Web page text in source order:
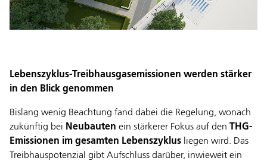
Lebenszyklus-Treibhausgasemissionen werden stärker
in den Blick genommen
Bislang wenig Beachtung fand dabei die Regelung, wonach
zukünftig bei Neubauten ein stärkerer Fokus auf den
THG-
Emissionen im gesamten Lebenszyklus liegen wird. Das
Treibhauspotenzial gibt Aufschluss darüber, inwieweit ein